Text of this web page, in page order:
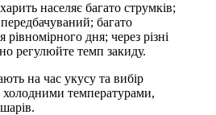
населяє багато струмків;
багато
дня; через різні
регулюйте темп закиду.
на час укусу та вибір
холодними температурами,